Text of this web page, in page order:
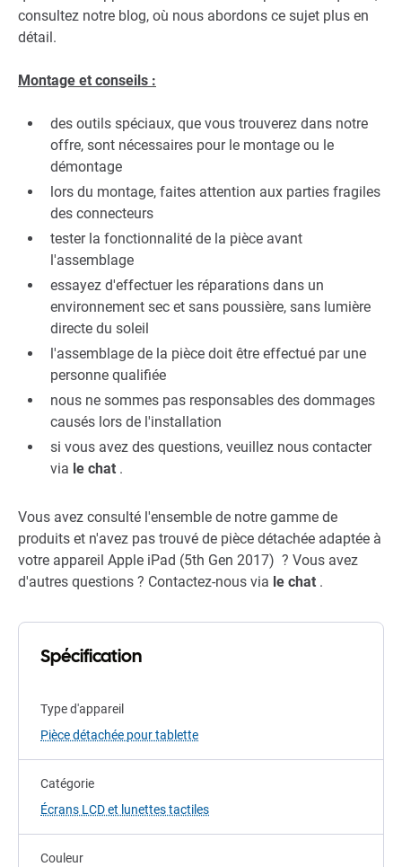
consultez notre blog, où nous abordons ce sujet plus en
détail.
Montage et conseils :
des outils spéciaux, que vous trouverez dans notre
offre, sont nécessaires pour le montage ou le
démontage
lors du montage, faites attention aux parties fragiles
des connecteurs
tester la fonctionnalité de la pièce avant
l'assemblage
essayez d'effectuer les réparations dans un
environnement sec et sans poussière, sans lumière
directe du soleil
l'assemblage de la pièce doit être effectué par une
personne qualifiée
nous ne sommes pas responsables des dommages
causés lors de l'installation
si vous avez des questions, veuillez nous contacter
via le chat .
Vous avez consulté l'ensemble de notre gamme de
produits et n'avez pas trouvé de pièce détachée adaptée à
votre appareil Apple iPad (5th Gen 2017) ? Vous avez
d'autres questions ? Contactez-nous via le chat .
Spécification
Type d'appareil
Pièce détachée pour tablette
Catégorie
Écrans LCD et lunettes tactiles
Couleur